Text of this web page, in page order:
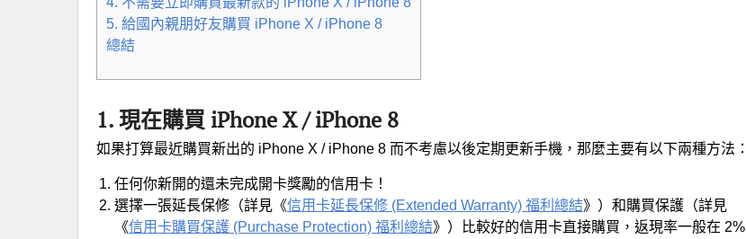
5. 給國內親朋好友購買 iPhone X / iPhone 8
總結
1. 現在購買 iPhone X / iPhone 8
如果打算最近購買新出的 iPhone X / iPhone 8 而不考慮以後定期更新手機，那麼主要有以下兩種方法：
任何你新開的還未完成開卡獎勵的信用卡！
選擇一張延長保修（詳見《信用卡延長保修 (Extended Warranty) 福利總結》）和購買保護（詳見
《信用卡購買保護 (Purchase Protection) 福利總結》）比較好的信用卡直接購買，返現率一般在 2%